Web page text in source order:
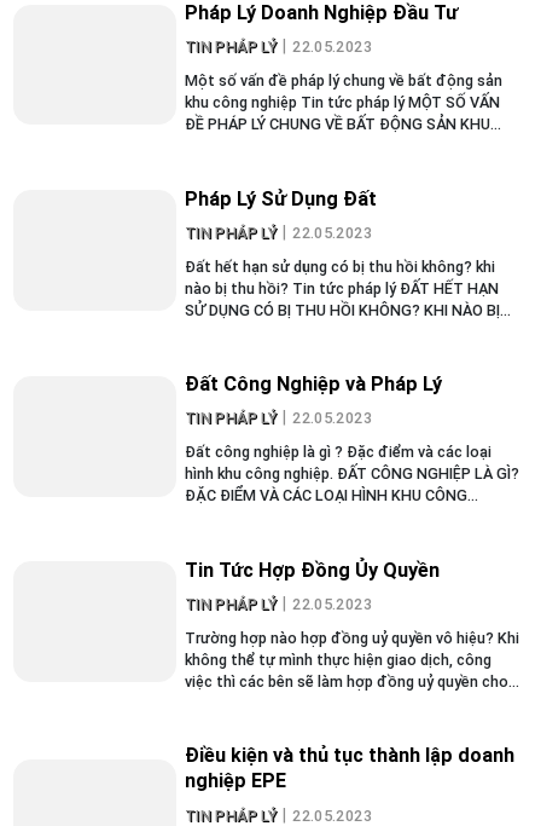
Pháp Lý Doanh Nghiệp Đầu Tư
TIN PHÁP LÝ
22.05.2023
Một số vấn đề pháp lý chung về bất động sản
khu công nghiệp Tin tức pháp lý MỘT SỐ VẤN
ĐỀ PHÁP LÝ CHUNG VỀ BẤT ĐỘNG SẢN KHU
Pháp Lý Sử Dụng Đất
TIN PHÁP LÝ
22.05.2023
Đất hết hạn sử dụng có bị thu hồi không? khi
nào bị thu hồi? Tin tức pháp lý ĐẤT HẾT HẠN
SỬ DỤNG CÓ BỊ THU HỒI KHÔNG? KHI NÀO BỊ
Đất Công Nghiệp và Pháp Lý
TIN PHÁP LÝ
22.05.2023
Đất công nghiệp là gì ? Đặc điểm và các loại
hình khu công nghiệp. ĐẤT CÔNG NGHIỆP LÀ GÌ?
ĐẶC ĐIỂM VÀ CÁC LOẠI HÌNH KHU CÔNG
Tin Tức Hợp Đồng Ủy Quyền
TIN PHÁP LÝ
22.05.2023
Trường hợp nào hợp đồng uỷ quyền vô hiệu? Khi
không thể tự mình thực hiện giao dịch, công
việc thì các bên sẽ làm hợp đồng uỷ quyền cho
Điều kiện và thủ tục thành lập doanh
nghiệp EPE
TIN PHÁP LÝ
22.05.2023